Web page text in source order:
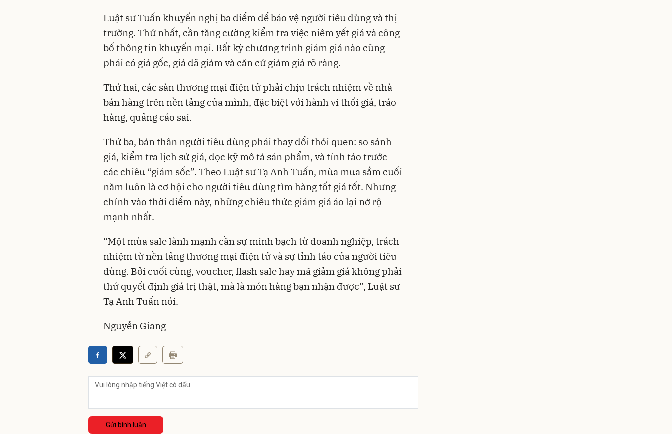
Luật sư Tuấn khuyến nghị ba điểm để bảo vệ người tiêu dùng và thị
trường. Thứ nhất, cần tăng cường kiểm tra việc niêm yết giá và công
bố thông tin khuyến mại. Bất kỳ chương trình giảm giá nào cũng
phải có giá gốc, giá đã giảm và căn cứ giảm giá rõ ràng.
Thứ hai, các sàn thương mại điện tử phải chịu trách nhiệm về nhà
bán hàng trên nền tảng của mình, đặc biệt với hành vi thổi giá, tráo
hàng, quảng cáo sai.
Thứ ba, bản thân người tiêu dùng phải thay đổi thói quen: so sánh
giá, kiểm tra lịch sử giá, đọc kỹ mô tả sản phẩm, và tỉnh táo trước
các chiêu “giảm sốc”. Theo Luật sư Tạ Anh Tuấn, mùa mua sắm cuối
năm luôn là cơ hội cho người tiêu dùng tìm hàng tốt giá tốt. Nhưng
chính vào thời điểm này, những chiêu thức giảm giá ảo lại nở rộ
mạnh nhất.
“Một mùa sale lành mạnh cần sự minh bạch từ doanh nghiệp, trách
nhiệm từ nền tảng thương mại điện tử và sự tỉnh táo của người tiêu
dùng. Bởi cuối cùng, voucher, flash sale hay mã giảm giá không phải
thứ quyết định giá trị thật, mà là món hàng bạn nhận được”, Luật sư
Tạ Anh Tuấn nói.
Nguyễn Giang
Gửi bình luận